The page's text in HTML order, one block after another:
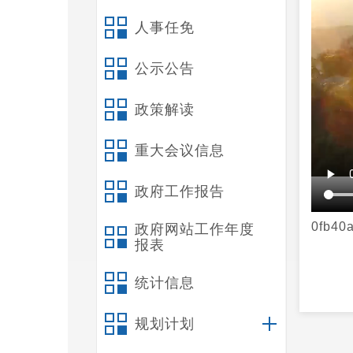
人事任免
公示公告
政策解读
重大会议信息
政府工作报告
政府网站工作年度
报表
统计信息
规划计划